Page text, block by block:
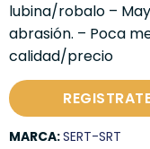
lubina/robalo –
abrasión. – Poca
calidad/precio
MARCA:SERT-SRT